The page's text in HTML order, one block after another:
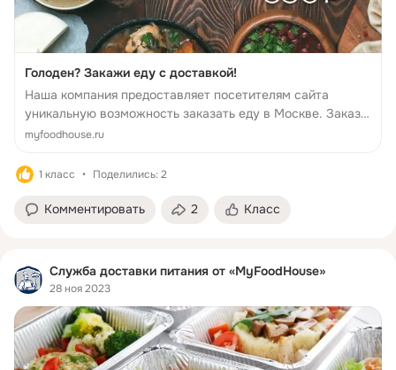
Голоден? Закажи еду с доставкой!
Наша компания предоставляет посетителям сайта
уникальную возможность заказать еду в Москве. Заказ
еды можно оформить через интернет или по телефону.
выбором блюд.
myfoodhouse.ru
1 класс Поделились: 2
Комментировать 2 Класс
Служба доставки питания от «MyFoodHouse»
28 ноя 2023